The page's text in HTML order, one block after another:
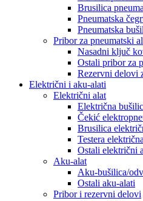
Brusilica
Pneumatska
Pneumatska
Pribor za pneumatski
Nasadni ključ
Ostali pribor za
Rezervni delovi
Električni i aku-alati
Električni alat
Električna
Čekić
Brusilica
Testera električna
Ostali električni
Aku-alat
Aku-bušilica/
Ostali aku-alati
Pribor i rezervni delovi